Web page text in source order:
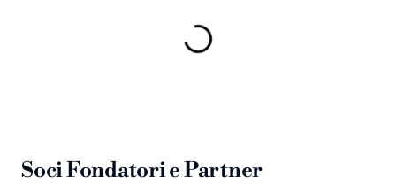
Soci Fondatori e Partner